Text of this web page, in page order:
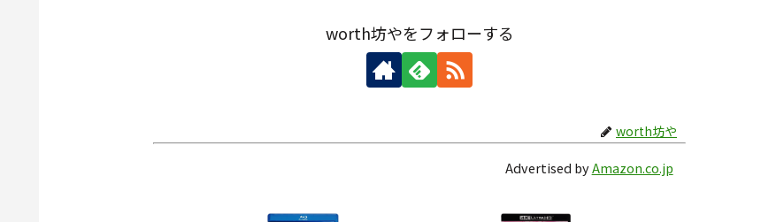
worth坊やをフォローする
worth坊や
Advertised byAmazon.co.jp